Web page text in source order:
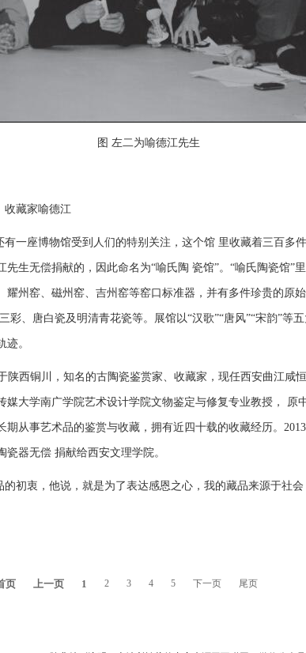
图 左二为喻德江先生
藏家喻德江
有一座博物馆受到人们的特别关注，这个馆 里收藏着三百多
生无偿捐献的，因此命名为“喻氏陶 瓷馆”。“喻氏陶瓷馆”里
耀州窑、磁州窑、吉州窑等窑口标准器，并有多件珍贵的原
彩、唐白瓷及明清青花瓷等。展馆以“汉歌”“唐风”“宋韵”等
迹。
陕西铜川，知名的古陶瓷鉴赏家、收藏家，现任西安曲江咸
媒大学南广学院艺术设计学院文物鉴定与修复专业教授， 原
期从事艺术品的鉴赏与收藏，拥有近四十载的收藏经历。
瓷器无偿 捐献给西安文理学院。
的初衷，他说，就是为了表达感恩之心，我的藏品来源于社
页 上一页 1 2 3 4 5 下一页 尾页